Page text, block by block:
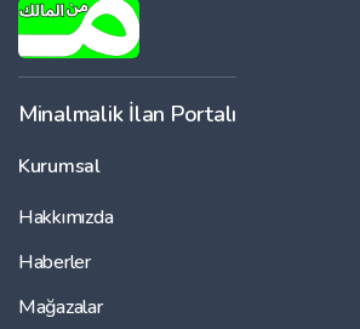
Minalmalik İlan Portalı
Kurumsal
Hakkımızda
Haberler
Mağazalar